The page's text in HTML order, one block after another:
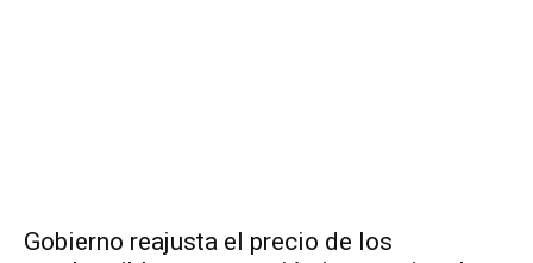
Gobierno reajusta el precio de los